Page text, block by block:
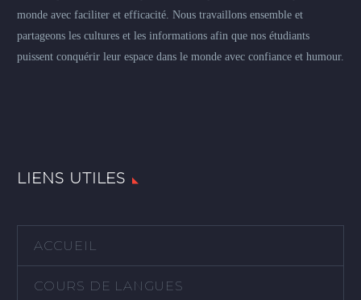
monde avec faciliter et efficacité. Nous travaillons ensemble et
partageons les cultures et les informations afin que nos étudiants
puissent conquérir leur espace dans le monde avec confiance et humour.
LIENS UTILES
ACCUEIL
COURS DE LANGUES